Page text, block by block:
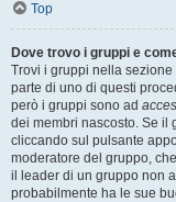
Top
Dove trovo i gruppi e
Trovi i gruppi nella sezione
parte di uno di questi
però i gruppi sono ad
dei membri nascosto. Se il
cliccando sul pulsante
moderatore del gruppo,
il leader di un gruppo non
probabilmente ha le sue